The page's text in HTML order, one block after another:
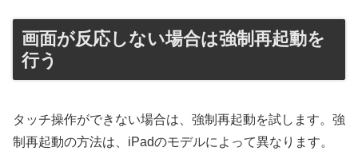
画面が反応しない場合は強制再起動を
行う
タッチ操作ができない場合は、強制再起動を試します。強
制再起動の方法は、iPadのモデルによって異なります。